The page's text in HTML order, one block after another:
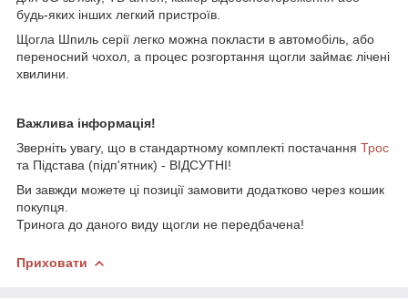
будь-яких інших легкий пристроїв.
Щогла Шпиль серії легко можна покласти в автомобіль, або
переносний чохол, а процес розгортання щогли займає лічені
хвилини.
Важлива інформація!
Зверніть увагу, що в стандартному комплекті постачання Трос
та Підстава (підп'ятник) - ВІДСУТНІ!
Ви завжди можете ці позиції замовити додатково через кошик
покупця.
Тринога до даного виду щогли не передбачена!
Приховати